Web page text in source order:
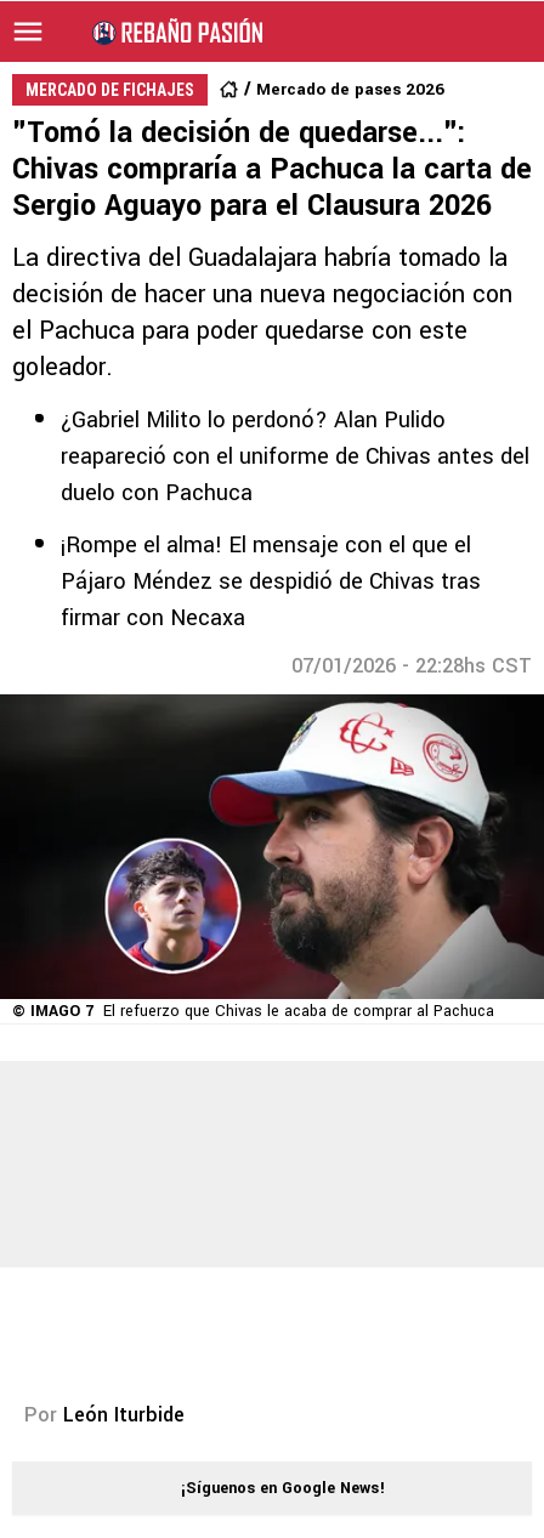
MERCADO DE FICHAJES Mercado de pases 2026
"Tomó la decisión de quedarse...":
Chivas compraría a Pachuca la carta de
Sergio Aguayo para el Clausura 2026
La directiva del Guadalajara habría tomado la
decisión de hacer una nueva negociación con
el Pachuca para poder quedarse con este
goleador.
¿Gabriel Milito lo perdonó? Alan Pulido
reapareció con el uniforme de Chivas antes del
duelo con Pachuca
¡Rompe el alma! El mensaje con el que el
Pájaro Méndez se despidió de Chivas tras
firmar con Necaxa
07/01/2026 - 22:28hs CST
© IMAGO 7 El refuerzo que Chivas le acaba de comprar al Pachuca
Por León Iturbide
¡Síguenos en Google News!